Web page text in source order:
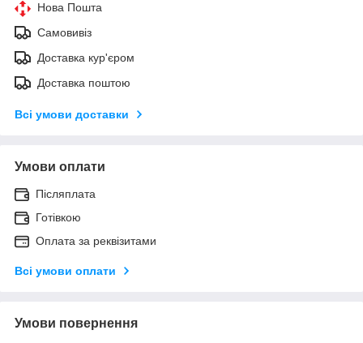
Нова Пошта
Самовивіз
Доставка кур'єром
Доставка поштою
Всі умови доставки
Умови оплати
Післяплата
Готівкою
Оплата за реквізитами
Всі умови оплати
Умови повернення